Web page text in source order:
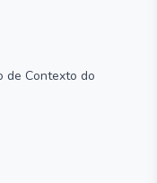
de Contexto do